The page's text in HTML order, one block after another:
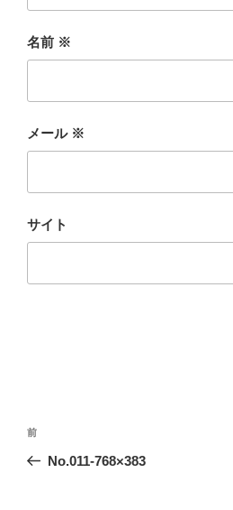
名前 ※
メール ※
サイト
投
ナ
前
の
前
No.011-768×383